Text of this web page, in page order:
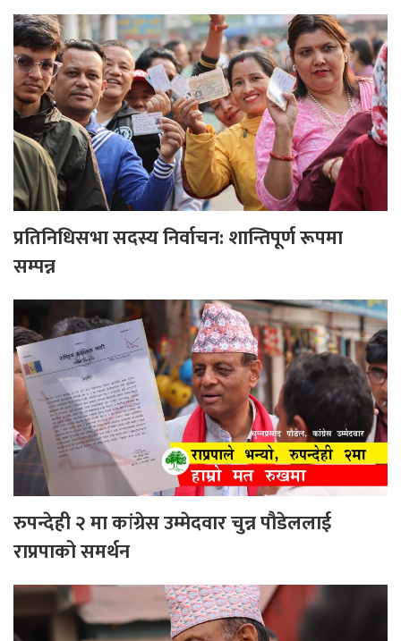
प्रतिनिधिसभा सदस्य निर्वाचन: शान्तिपूर्ण रूपमा
सम्पन्न
रुपन्देही २ मा कांग्रेस उम्मेदवार चुन्न पौडेललाई
राप्रपाको समर्थन